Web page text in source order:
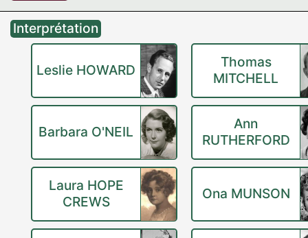
Interprétation
Leslie HOWARD
Thomas
MITCHELL
Barbara O'NEIL
Ann
RUTHERFORD
Laura HOPE
CREWS
Ona MUNSON